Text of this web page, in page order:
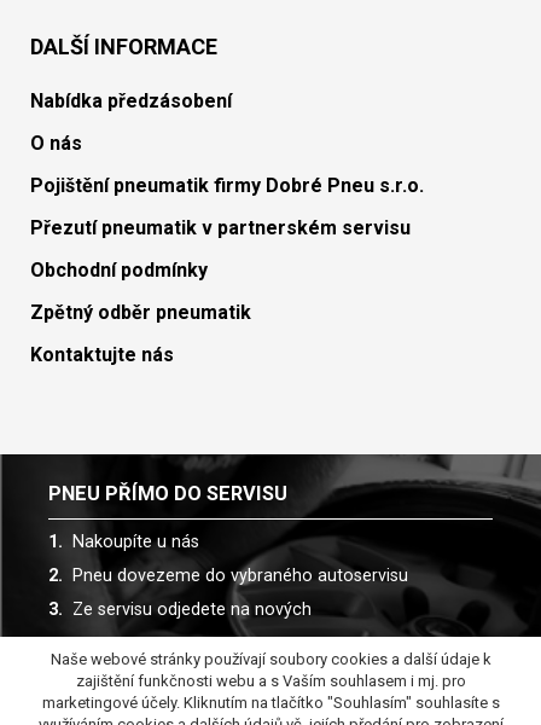
DALŠÍ INFORMACE
Nabídka předzásobení
O nás
Pojištění pneumatik firmy Dobré Pneu s.r.o.
Přezutí pneumatik v partnerském servisu
Obchodní podmínky
Zpětný odběr pneumatik
Kontaktujte nás
PNEU PŘÍMO DO SERVISU
Nakoupíte u nás
Pneu dovezeme do vybraného autoservisu
Ze servisu odjedete na nových
Spolupracujeme s více než 30 autoservisy
Naše webové stránky používají soubory cookies a další údaje k
zajištění funkčnosti webu a s Vaším souhlasem i mj. pro
marketingové účely. Kliknutím na tlačítko "Souhlasím" souhlasíte s